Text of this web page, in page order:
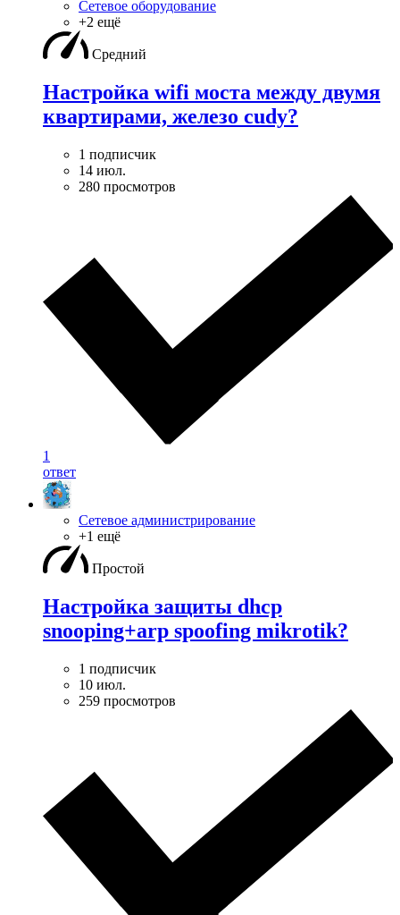
Сетевое оборудование
+2 ещё
Средний
Настройка wifi моста между двумя
квартирами, железо cudy?
1 подписчик
14 июл.
280 просмотров
1
ответ
Сетевое администрирование
+1 ещё
Простой
Настройка защиты dhcp
snooping+arp spoofing mikrotik?
1 подписчик
10 июл.
259 просмотров